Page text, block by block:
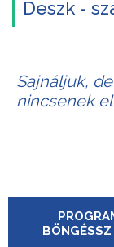
Deszk -
Sajnáljuk,
nincsenek